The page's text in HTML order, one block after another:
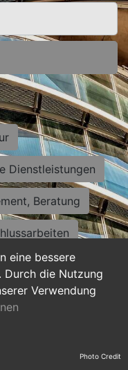
eine bessere
die Nutzung
Verwendung
Dienstleistungen
Beratung
Photo Credit